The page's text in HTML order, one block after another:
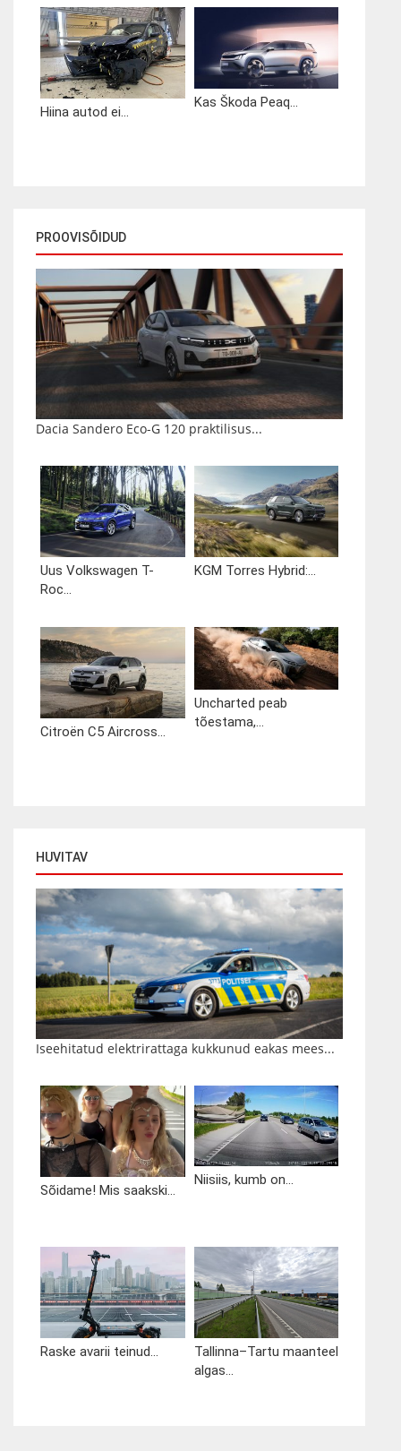
Hiina autod ei...
Kas Škoda Peaq...
PROOVISÕIDUD
Dacia Sandero Eco-G 120 praktilisus...
Uus Volkswagen T-
Roc...
KGM Torres Hybrid:...
Citroën C5 Aircross...
Uncharted peab
tõestama,...
HUVITAV
Iseehitatud elektrirattaga kukkunud eakas mees...
Sõidame! Mis saakski...
Niisiis, kumb on...
Raske avarii teinud...
Tallinna–Tartu maanteel
algas...